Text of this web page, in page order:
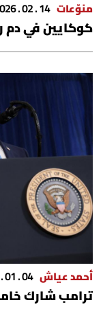
منوّعات 14 . 02 . 2026
كوكايين في دم
أحمد عياش 04 . 01 . 2026
ترامب شارك